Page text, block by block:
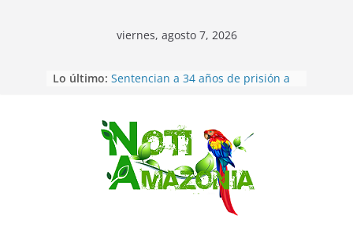
Saltar
viernes, agosto 7, 2026
Lo último: desaparecidos fueron encontrados
implicados en caso de Alison,
oriunda de Tena
Vozinha, el arquero sensación de
cabo Verde, ya llegó para
incorporarse a Colo Colo de Chile
Pastaza: la parroquia Diez de